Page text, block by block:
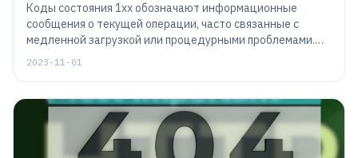
Коды состояния 1xx обозначают информационные
сообщения о текущей операции, часто связанные с
медленной загрузкой или процедурными проблемами.
Эти сообщения не видны конечному пользователю и не
2023-11-01